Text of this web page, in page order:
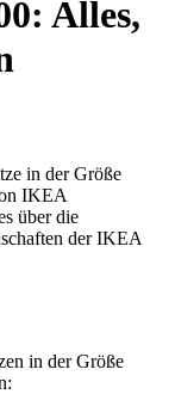
Alles,
in der Größe
IKEA
über die
der IKEA
in der Größe